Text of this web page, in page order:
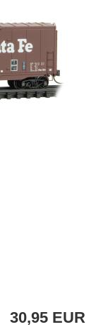
30,95 EUR